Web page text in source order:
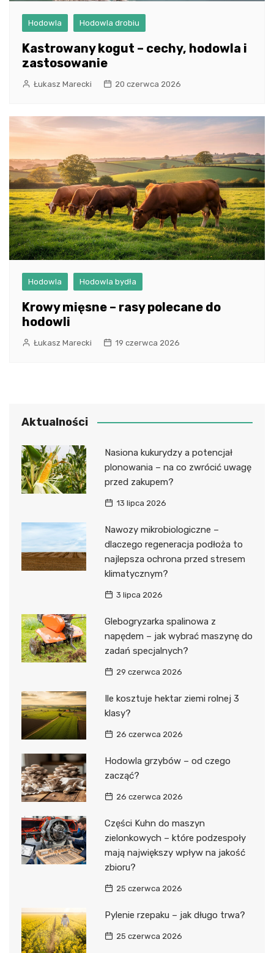
Hodowla Hodowla drobiu
Kastrowany kogut – cechy, hodowla i
zastosowanie
Łukasz Marecki 20 czerwca 2026
Hodowla Hodowla bydła
Krowy mięsne – rasy polecane do
hodowli
Łukasz Marecki 19 czerwca 2026
Aktualności
Nasiona kukurydzy a potencjał
plonowania – na co zwrócić uwagę
przed zakupem?
13 lipca 2026
Nawozy mikrobiologiczne –
dlaczego regeneracja podłoża to
najlepsza ochrona przed stresem
klimatycznym?
3 lipca 2026
Glebogryzarka spalinowa z
napędem – jak wybrać maszynę do
zadań specjalnych?
29 czerwca 2026
Ile kosztuje hektar ziemi rolnej 3
klasy?
26 czerwca 2026
Hodowla grzybów – od czego
zacząć?
26 czerwca 2026
Części Kuhn do maszyn
zielonkowych – które podzespoły
mają największy wpływ na jakość
zbioru?
25 czerwca 2026
Pylenie rzepaku – jak długo trwa?
25 czerwca 2026